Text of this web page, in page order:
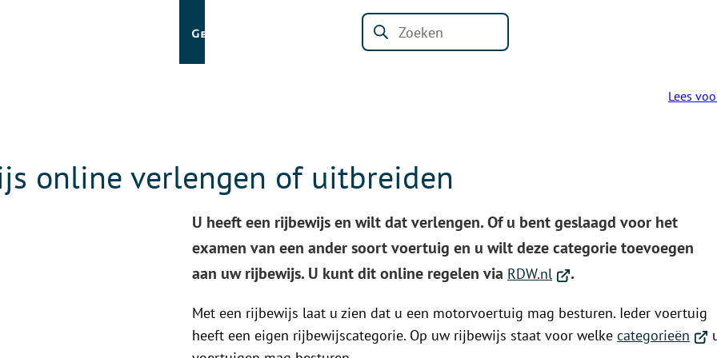
Inwoners Bedrijven
Bestuur en
Zoeken
Lees
online verlengen of uitbreiden
U heeft een rijbewijs en wilt dat verlengen. Of u bent geslaagd voor het
examen van een ander soort voertuig en u wilt deze categorie toevoegen
aan uw rijbewijs. U kunt dit online regelen via RDW.nl (Verwijst
een
externe
.
Met een rijbewijs laat u zien dat u een motorvoertuig mag besturen. Ieder voertuig
heeft een eigen rijbewijscategorie. Op uw rijbewijs staat voor welke categorieën